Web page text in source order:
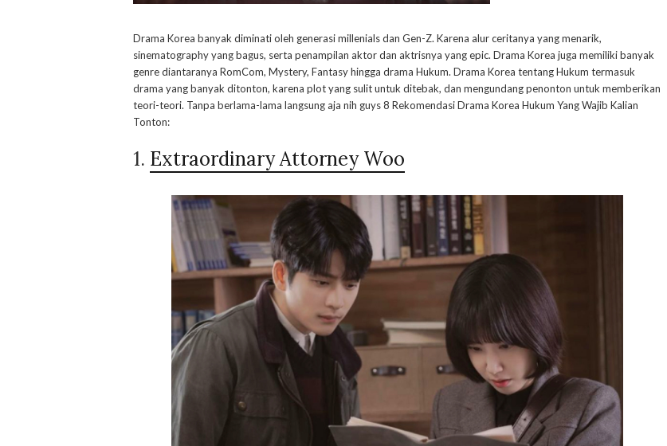
Drama Korea banyak diminati oleh generasi millenials dan Gen-Z. Karena alur ceritanya yang menarik,
sinematography yang bagus, serta penampilan aktor dan aktrisnya yang epic. Drama Korea juga memiliki banyak
genre diantaranya RomCom, Mystery, Fantasy hingga drama Hukum. Drama Korea tentang Hukum termasuk
drama yang banyak ditonton, karena plot yang sulit untuk ditebak, dan mengundang penonton untuk memberikan
teori-teori. Tanpa berlama-lama langsung aja nih guys 8 Rekomendasi Drama Korea Hukum Yang Wajib Kalian
Tonton:
1. Extraordinary Attorney Woo